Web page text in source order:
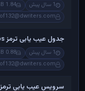
1 سال پیش 1.84 MB
جدول عیب یابی ترمز abs
1 سال پیش 0.88 MB
سرویس عیب یابی ترمز